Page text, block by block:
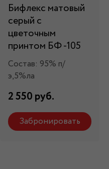
Бифлекс матовый
серый с
цветочным
принтом БФ -105
Состав: 95% п/
э,5%ла
2 550 руб.
Забронировать